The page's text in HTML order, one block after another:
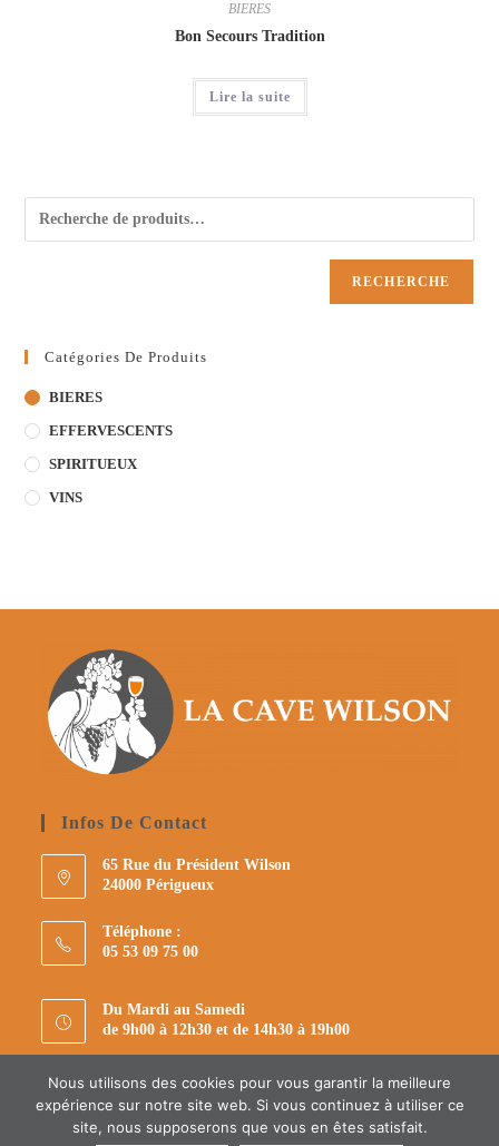
BIERES
Bon Secours Tradition
Lire la suite
RECHERCHE
Catégories De Produits
BIERES
EFFERVESCENTS
SPIRITUEUX
VINS
Infos De Contact
65 Rue du Président Wilson
24000 Périgueux
Téléphone :
05 53 09 75 00
Du Mardi au Samedi
de 9h00 à 12h30 et de 14h30 à 19h00
E-mail :
cavewilson.perigueux@gmail.com
S’ouvre
dans
votre
Nous utilisons des cookies pour vous garantir la meilleure
expérience sur notre site web. Si vous continuez à utiliser ce
site, nous supposerons que vous en êtes satisfait.